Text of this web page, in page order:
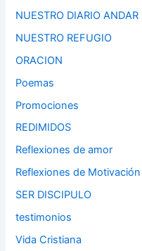
NUESTRO DIARIO ANDAR
NUESTRO REFUGIO
ORACION
Poemas
Promociones
REDIMIDOS
Reflexiones de amor
Reflexiones de Motivación
SER DISCIPULO
testimonios
Vida Cristiana